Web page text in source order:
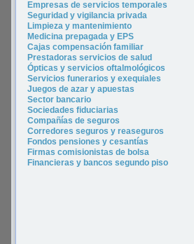
Empresas de servicios temporales
Seguridad y vigilancia privada
Limpieza y mantenimiento
Medicina prepagada y EPS
Cajas compensación familiar
Prestadoras servicios de salud
Ópticas y servicios oftalmológicos
Servicios funerarios y exequiales
Juegos de azar y apuestas
Sector bancario
Sociedades fiduciarias
Compañías de seguros
Corredores seguros y reaseguros
Fondos pensiones y cesantías
Firmas comisionistas de bolsa
Financieras y bancos segundo piso